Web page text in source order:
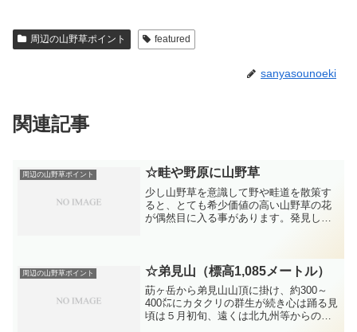
周辺の山野草ポイント featured
sanyasounoeki
関連記事
周辺の山野草ポイント ☆畦や野原に山野草
少し山野草を意識して野や畦道を散策す
ると、とても希少価値の高い山野草の花
が偶然目に入る事があります。発見した
「イチリンソウ」、花言葉＝...
周辺の山野草ポイント ☆弟見山（標高1,085メートル）
莇ヶ岳から弟見山山頂に掛け、約300～
400㍍にカタクリの群生が続き心は踊る見
頃は５月初旬、遠くは北九州等からの見